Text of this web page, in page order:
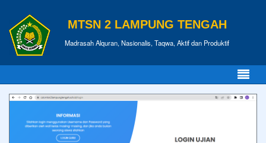
MTSN 2 LAMPUNG TENGAH
Madrasah Alquran, Nasionalis, Taqwa, Aktif dan Produktif